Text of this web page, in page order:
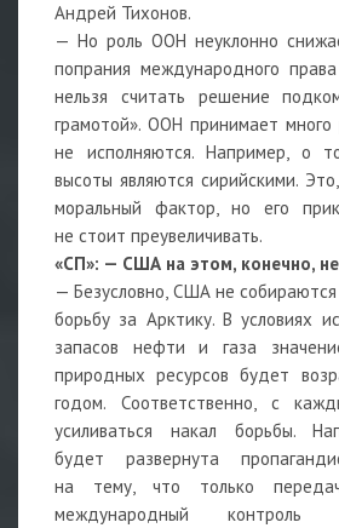
Андрей Тихонов.
— Но роль ООН неуклонно
попрания международного
нельзя считать решение
грамотой». ООН принимает
не исполняются. Например, о
высоты являются сирийскими.
моральный фактор, но его
не стоит преувеличивать.
«СП»: — США на этом, конечно,
— Безусловно, США не
борьбу за Арктику. В условиях
запасов нефти и газа
природных ресурсов будет
годом. Соответственно, с
усиливаться накал борьбы.
будет развернута
на тему, что только
международный